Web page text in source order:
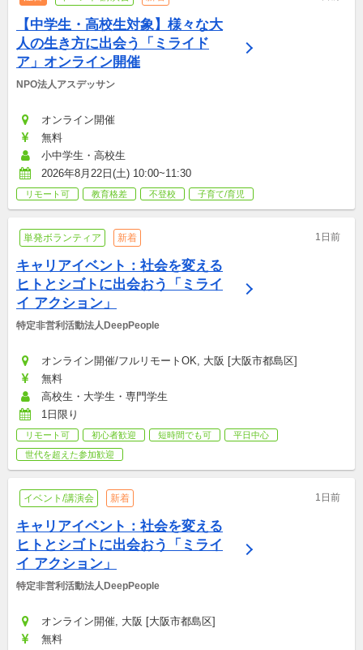
【中学生・高校生対象】様々な大
人の生き方に出会う「ミライド
ア」オンライン開催
NPO法人アスデッサン
オンライン開催
無料
小中学生・高校生
2026年8月22日(土) 10:00~11:30
リモート可 教育格差 不登校 子育て/育児
単発ボランティア 新着 1日前
キャリアイベント：社会を変える
ヒトとシゴトに出会おう「ミライ
イ アクション」
特定非営利活動法人DeepPeople
オンライン開催/フルリモートOK, 大阪 [大阪市都島区]
無料
高校生・大学生・専門学生
1日限り
リモート可 初心者歓迎 短時間でも可
平日中心
世代を超えた参加歓迎
イベント/講演会 新着 1日前
キャリアイベント：社会を変える
ヒトとシゴトに出会おう「ミライ
イ アクション」
特定非営利活動法人DeepPeople
オンライン開催, 大阪 [大阪市都島区]
無料